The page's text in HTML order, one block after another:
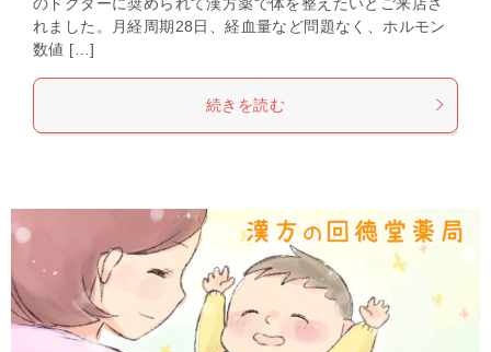
れました。月経周期28日、経血量など問題なく、ホルモン
数値 […]
続きを読む